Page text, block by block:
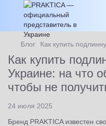
Блог Как купить
Как купить
Украине: на что
чтобы не
24 июля 2025
Бренд PRAKTICA известен